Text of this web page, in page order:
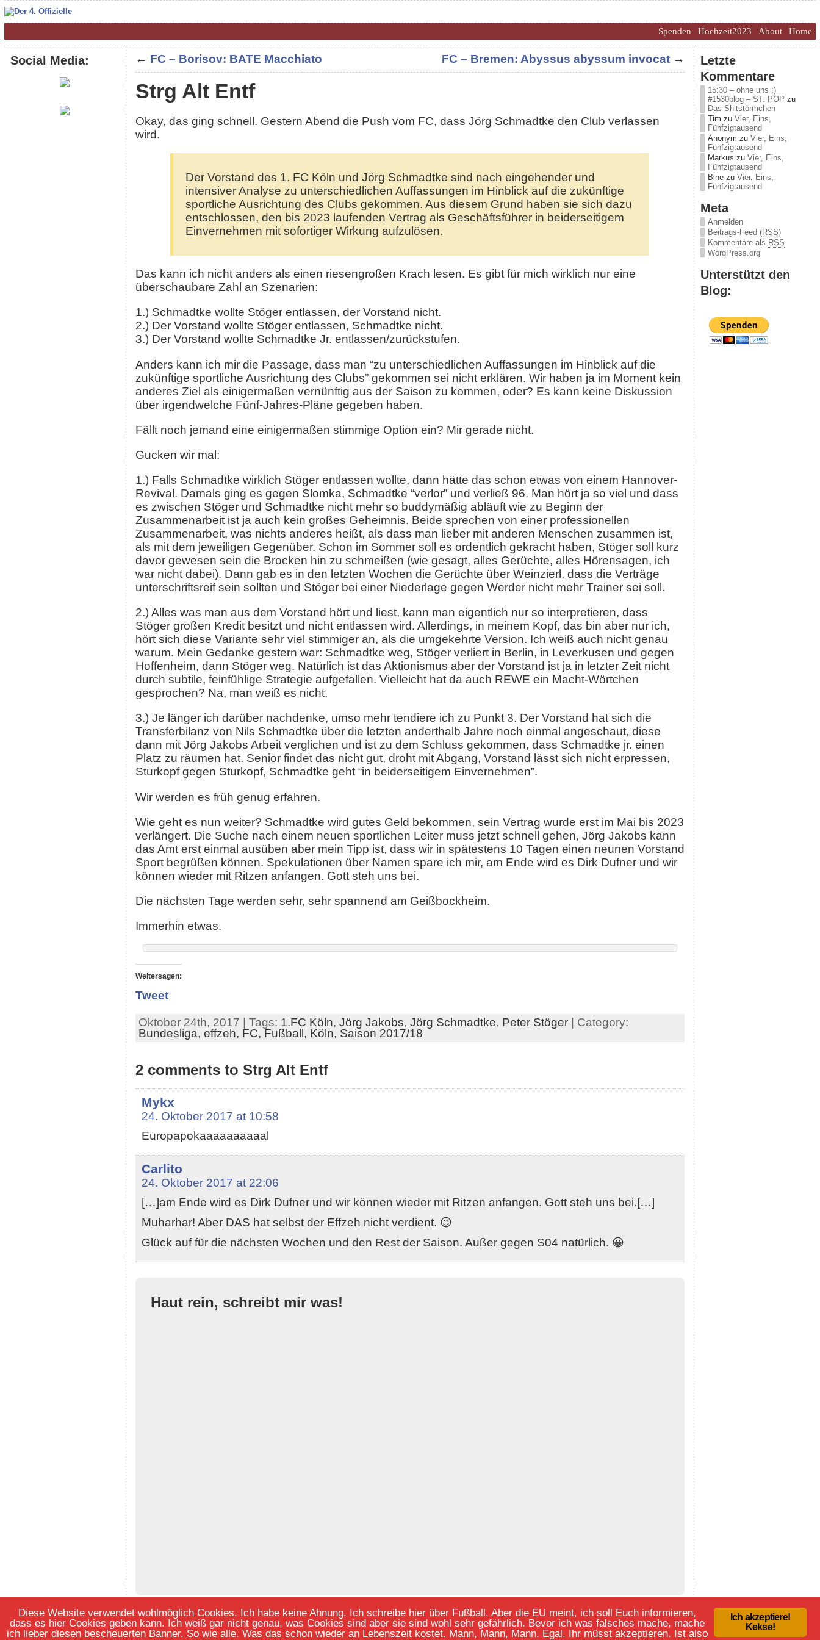
Home
About
Hochzeit2023
Spenden
Social Media: ← FC – Borisov: BATE Macchiato FC – Bremen: Abyssus abyssum invocat→
Strg Alt Entf
Okay, das ging schnell. Gestern Abend die Push vom FC, dass Jörg Schmadtke den Club verlassen
wird.
Der Vorstand des 1. FC Köln und Jörg Schmadtke sind nach eingehender und
intensiver Analyse zu unterschiedlichen Auffassungen im Hinblick auf die zukünftige
sportliche Ausrichtung des Clubs gekommen. Aus diesem Grund haben sie sich dazu
entschlossen, den bis 2023 laufenden Vertrag als Geschäftsführer in beiderseitigem
Einvernehmen mit sofortiger Wirkung aufzulösen.
Das kann ich nicht anders als einen riesengroßen Krach lesen. Es gibt für mich wirklich nur eine
überschaubare Zahl an Szenarien:
1.) Schmadtke wollte Stöger entlassen, der Vorstand nicht.
2.) Der Vorstand wollte Stöger entlassen, Schmadtke nicht.
3.) Der Vorstand wollte Schmadtke Jr. entlassen/zurückstufen.
Anders kann ich mir die Passage, dass man “zu unterschiedlichen Auffassungen im Hinblick auf die
zukünftige sportliche Ausrichtung des Clubs” gekommen sei nicht erklären. Wir haben ja im Moment kein
anderes Ziel als einigermaßen vernünftig aus der Saison zu kommen, oder? Es kann keine Diskussion
über irgendwelche Fünf-Jahres-Pläne gegeben haben.
Fällt noch jemand eine einigermaßen stimmige Option ein? Mir gerade nicht.
Gucken wir mal:
1.) Falls Schmadtke wirklich Stöger entlassen wollte, dann hätte das schon etwas von einem Hannover-
Revival. Damals ging es gegen Slomka, Schmadtke “verlor” und verließ 96. Man hört ja so viel und dass
es zwischen Stöger und Schmadtke nicht mehr so buddymäßig abläuft wie zu Beginn der
Zusammenarbeit ist ja auch kein großes Geheimnis. Beide sprechen von einer professionellen
Zusammenarbeit, was nichts anderes heißt, als dass man lieber mit anderen Menschen zusammen ist,
als mit dem jeweiligen Gegenüber. Schon im Sommer soll es ordentlich gekracht haben, Stöger soll kurz
davor gewesen sein die Brocken hin zu schmeißen (wie gesagt, alles Gerüchte, alles Hörensagen, ich
war nicht dabei). Dann gab es in den letzten Wochen die Gerüchte über Weinzierl, dass die Verträge
unterschriftsreif sein sollten und Stöger bei einer Niederlage gegen Werder nicht mehr Trainer sei soll.
2.) Alles was man aus dem Vorstand hört und liest, kann man eigentlich nur so interpretieren, dass
Stöger großen Kredit besitzt und nicht entlassen wird. Allerdings, in meinem Kopf, das bin aber nur ich,
hört sich diese Variante sehr viel stimmiger an, als die umgekehrte Version. Ich weiß auch nicht genau
warum. Mein Gedanke gestern war: Schmadtke weg, Stöger verliert in Berlin, in Leverkusen und gegen
Hoffenheim, dann Stöger weg. Natürlich ist das Aktionismus aber der Vorstand ist ja in letzter Zeit nicht
durch subtile, feinfühlige Strategie aufgefallen. Vielleicht hat da auch REWE ein Macht-Wörtchen
gesprochen? Na, man weiß es nicht.
3.) Je länger ich darüber nachdenke, umso mehr tendiere ich zu Punkt 3. Der Vorstand hat sich die
Transferbilanz von Nils Schmadtke über die letzten anderthalb Jahre noch einmal angeschaut, diese
dann mit Jörg Jakobs Arbeit verglichen und ist zu dem Schluss gekommen, dass Schmadtke jr. einen
Platz zu räumen hat. Senior findet das nicht gut, droht mit Abgang, Vorstand lässt sich nicht erpressen,
Sturkopf gegen Sturkopf, Schmadtke geht “in beiderseitigem Einvernehmen”.
Wir werden es früh genug erfahren.
Wie geht es nun weiter? Schmadtke wird gutes Geld bekommen, sein Vertrag wurde erst im Mai bis 2023
verlängert. Die Suche nach einem neuen sportlichen Leiter muss jetzt schnell gehen, Jörg Jakobs kann
das Amt erst einmal ausüben aber mein Tipp ist, dass wir in spätestens 10 Tagen einen neunen Vorstand
Sport begrüßen können. Spekulationen über Namen spare ich mir, am Ende wird es Dirk Dufner und wir
können wieder mit Ritzen anfangen. Gott steh uns bei.
Die nächsten Tage werden sehr, sehr spannend am Geißbockheim.
Immerhin etwas.
Weitersagen:
Tweet
Oktober 24th, 2017 | Tags: 1.FC Köln, Jörg Jakobs, Jörg Schmadtke, Peter Stöger| Category:
Bundesliga, effzeh, FC, Fußball, Köln, Saison 2017/18
2 comments to Strg Alt Entf
Mykx
24. Oktober 2017 at 10:58
Europapokaaaaaaaaaal
Carlito
24. Oktober 2017 at 22:06
[…]am Ende wird es Dirk Dufner und wir können wieder mit Ritzen anfangen. Gott steh uns bei.[…]
Muharhar! Aber DAS hat selbst der Effzeh nicht verdient. 😉
Glück auf für die nächsten Wochen und den Rest der Saison. Außer gegen S04 natürlich. 😀
Haut rein, schreibt mir was!
Letzte
Kommentare
15:30 – ohne uns ;)
#1530blog – ST. POP zu
Das Shitstörmchen
Tim zu Vier, Eins,
Fünfzigtausend
Anonym zu Vier, Eins,
Fünfzigtausend
Markus zu Vier, Eins,
Fünfzigtausend
Binezu Vier, Eins,
Fünfzigtausend
Meta
Anmelden
Beitrags-Feed (RSS)
Kommentare als RSS
WordPress.org
Unterstützt den
Blog:
Copyright © 2026Der 4. Offizielle - All Rights Reserved
Powered byWordPress&Atahualpa
Ich akzeptiere!
Kekse!
Diese Website verwendet wohlmöglich Cookies. Ich habe keine Ahnung. Ich schreibe hier über Fußball. Aber die EU meint, ich soll Euch informieren,
dass es hier Cookies geben kann. Ich weiß gar nicht genau, was Cookies sind aber sie sind wohl sehr gefährlich. Bevor ich was falsches mache, mache
ich lieber diesen bescheuerten Banner. So wie alle. Was das schon wieder an Lebenszeit kostet. Mann, Mann, Mann. Egal. Ihr müsst akzeptieren. Ist also